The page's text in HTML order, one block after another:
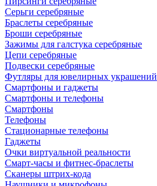
Серьги серебряные
Браслеты серебряные
Броши серебряные
Зажимы для галстука серебряные
Цепи серебряные
Подвески серебряные
Футляры для ювелирных украшений
Смартфоны и гаджеты
Смартфоны и телефоны
Смартфоны
Телефоны
Стационарные телефоны
Гаджеты
Очки виртуальной реальности
Смарт-часы и фитнес-браслеты
Сканеры штрих-кода